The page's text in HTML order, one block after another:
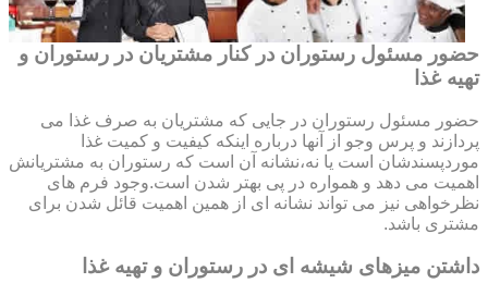
حضور مسئول رستوران در کنار مشتریان در رستوران و
تهیه غذا
حضور مسئول رستوران در جایی که مشتریان به صرف غذا می
پردازند و پرس وجو از آنها درباره اینکه کیفیت و کمیت غذا
موردپسندشان است یا نه،نشانه آن است که رستوران به مشتریانش
اهمیت می دهد و همواره در پی بهتر شدن است.وجود فرم های
نظرخواهی نیز می تواند نشانه ای از همین اهمیت قائل شدن برای
مشتری باشد.
داشتن میزهای شیشه ای در رستوران و تهیه غذا